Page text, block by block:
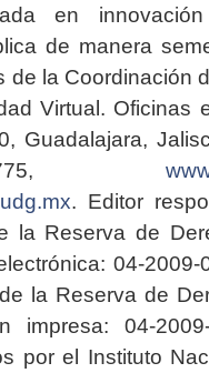
en
de manera
de la Coordinación
Virtual. Oficinas
Guadalajara,
. Editor
la Reserva de
04-2009-
la Reserva de
04-2009-
por el Instituto